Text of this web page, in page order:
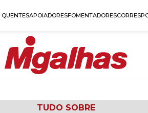
QUENTESAPOIADORESFOMENTADORES
TUDO SOBRE